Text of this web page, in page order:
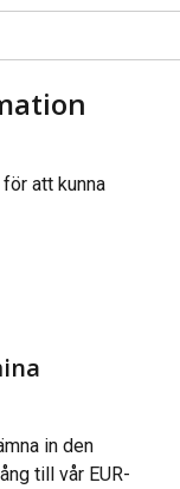
att kunna
in den
till vår EUR-